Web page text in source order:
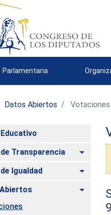
Parlamentaria
Datos Abiertos Votaciones
Transparencia
Alternar
Igualdad Alternar